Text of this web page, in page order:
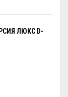
ЛЮКС D-